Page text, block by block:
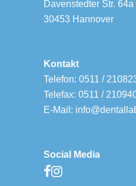
Davenstedter Str. 64a
30453 Hannover
Kontakt
Telefon: 0511 /
Telefax: 0511 /
E-Mail:
Social Media